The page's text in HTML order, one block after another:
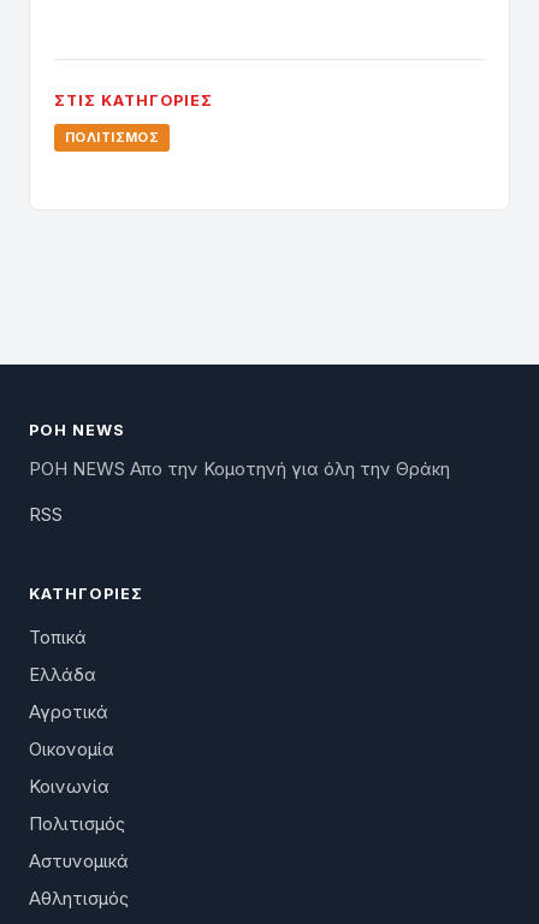
ΣΤΙΣ ΚΑΤΗΓΟΡΊΕΣ
ΠΟΛΙΤΙΣΜΌΣ
ΡΟΗ NEWS
ΡΟΗ NEWS Απο την Κομοτηνή για όλη την Θράκη
RSS
ΚΑΤΗΓΟΡΊΕΣ
Τοπικά
Ελλάδα
Αγροτικά
Οικονομία
Κοινωνία
Πολιτισμός
Αστυνομικά
Αθλητισμός